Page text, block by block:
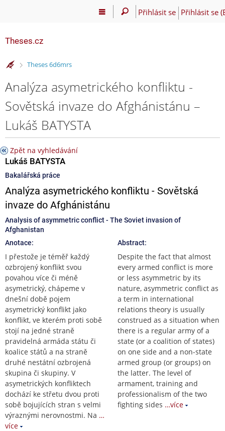
Přihlásit se Přihlásit se
Theses.cz
>
Theses 6d6mrs
Analýza asymetrického konfliktu -
Sovětská invaze do Afghánistánu –
Lukáš BATYSTA
Zpět na vyhledávání
Lukáš BATYSTA
Bakalářská práce
Analýza asymetrického konfliktu - Sovětská
invaze do Afghánistánu
Analysis of asymmetric conflict - The Soviet invasion of
Afghanistan
Anotace:
I přestože je téměř každý
ozbrojený konflikt svou
povahou více či méně
asymetrický, chápeme v
dnešní době pojem
asymetrický konflikt jako
konflikt, ve kterém proti sobě
stojí na jedné straně
pravidelná armáda státu či
koalice států a na straně
druhé nestátní ozbrojená
skupina či skupiny. V
asymetrických konfliktech
dochází ke střetu dvou proti
sobě bojujících stran s velmi
výraznými nerovnostmi. Na …
více
Abstract:
Despite the fact that almost
every armed conflict is more
or less asymmetric by its
nature, asymmetric conflict as
a term in international
relations theory is usually
construed as a situation when
there is a regular army of a
state (or a coalition of states)
on one side and a non-state
armed group (or groups) on
the latter. The level of
armament, training and
professionalism of the two
fighting sides …více